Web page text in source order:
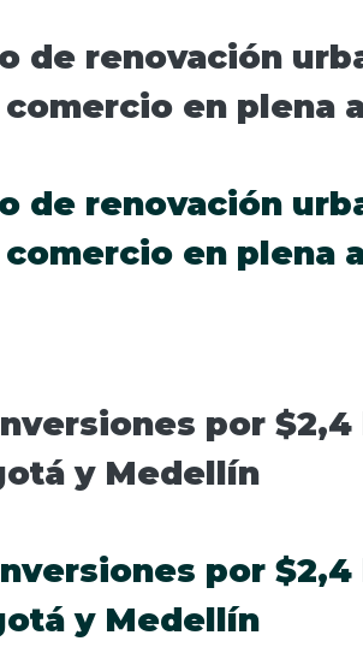
de renovación
en plena
de renovación
en plena
por
y Medellín
por
y Medellín